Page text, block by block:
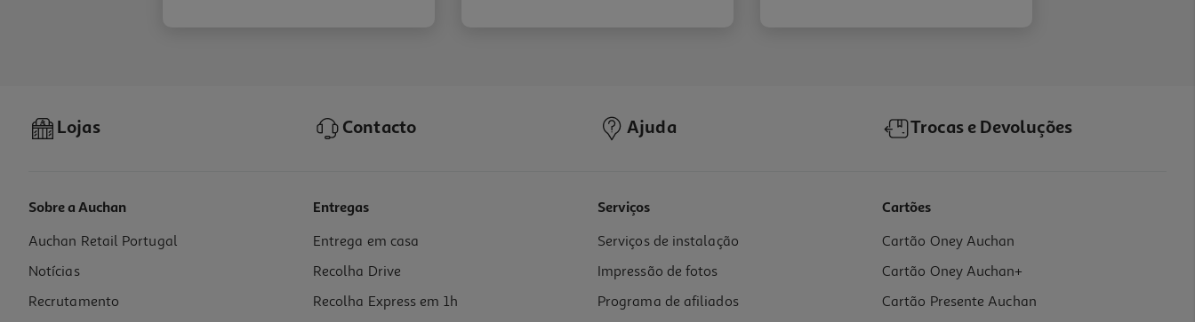
Lojas Contacto Ajuda Trocas e Devoluções
Sobre a Auchan
Auchan Retail Portugal
Notícias
Recrutamento
Entregas
Entrega em casa
Recolha Drive
Recolha Express em 1h
Serviços
Serviços de instalação
Impressão de fotos
Programa de afiliados
Cartões
Cartão Oney Auchan
Cartão Oney Auchan+
Cartão Presente Auchan